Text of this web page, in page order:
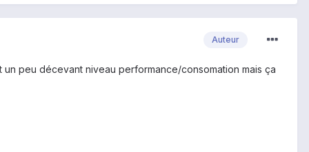
Auteur
peu décevant niveau performance/consomation mais ça